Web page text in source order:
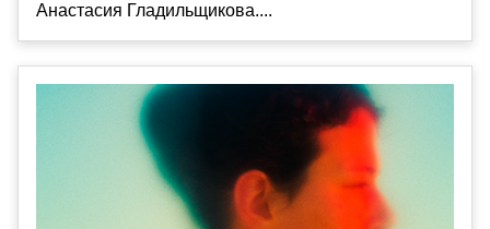
Анастасия Гладильщикова....